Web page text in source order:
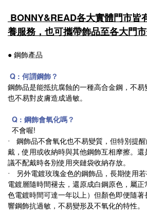
BONNY&READ各大實體門市皆
養服務，也可攜帶飾品至各大門市
● 鋼飾產品
Q : 何謂鋼飾？
鋼飾品是能抵抗腐蝕的一種高合金鋼，不易
也不易對皮膚造成過敏。
Q : 鋼飾會氧化嗎？
不會喔!
‧ 鋼飾品不會氧化也不易變質，但特別提
戴，使用或收納時與其他鋼飾互相摩擦。
議不配戴時各別使用夾鏈袋收納存放。
‧ 另外電鍍玫瑰金色的鋼飾品，長期使用
電鍍層隨時間褪去，還原成白鋼原色，屬
色電鍍時間可達一年以上）但顏色即便隨
響鋼飾抗過敏，不易變形及不氧化的特性。